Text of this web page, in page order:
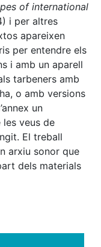
of international
i per altres
apareixen
per entendre els
i amb un aparell
tarbeners amb
o amb versions
un
veus de
El treball
arxiu sonor que
dels materials